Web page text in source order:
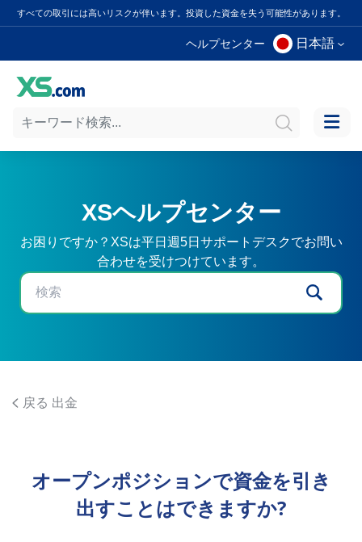
すべての取引には高いリスクが伴います。投資した資金を失う可能性があります。
ヘルプセンター 日本語
XSヘルプセンター
お困りですか？XSは平日週5日サポートデスクでお問い
合わせを受けつけています。
戻る 出金
オープンポジションで資金を引き
出すことはできますか?